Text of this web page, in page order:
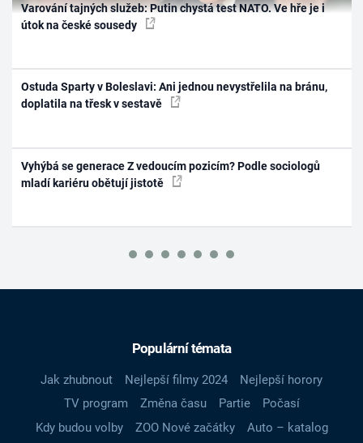
Varování tajných služeb: Putin chystá test NATO. Ve hře je i
útok na české sousedy
Ostuda Sparty v Boleslavi: Ani jednou nevystřelila na bránu,
doplatila na třesk v sestavě
Vyhýbá se generace Z vedoucím pozicím? Podle sociologů
mladí kariéru obětují jistotě
Populární témata
Jak zhubnout Nejlepší filmy 2024
Nejlepší horory
TV program
Změna času Partie
Počasí
Kdy budou volby
ZOO Nové začátky
Auto – katalog